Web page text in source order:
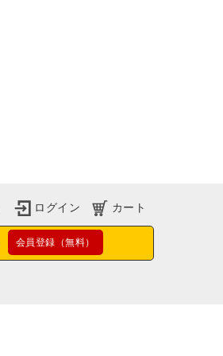
ログイン カート
会員登録（無料）